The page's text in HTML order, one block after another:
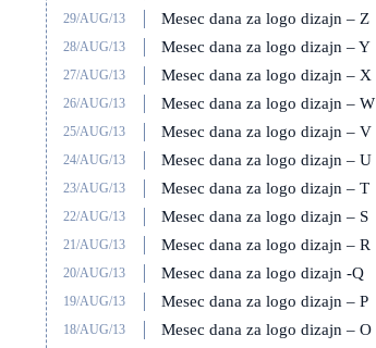
29/AUG/13 Mesec dana za logo dizajn – Z
28/AUG/13 Mesec dana za logo dizajn – Y
27/AUG/13 Mesec dana za logo dizajn – X
26/AUG/13 Mesec dana za logo dizajn – W
25/AUG/13 Mesec dana za logo dizajn – V
24/AUG/13 Mesec dana za logo dizajn – U
23/AUG/13 Mesec dana za logo dizajn – T
22/AUG/13 Mesec dana za logo dizajn – S
21/AUG/13 Mesec dana za logo dizajn – R
20/AUG/13 Mesec dana za logo dizajn -Q
19/AUG/13 Mesec dana za logo dizajn – P
18/AUG/13 Mesec dana za logo dizajn – O